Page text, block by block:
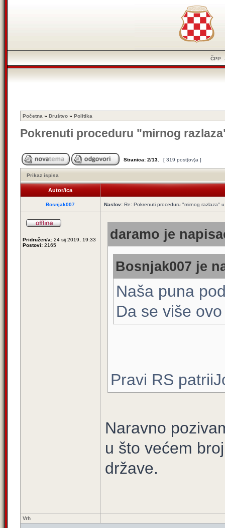
ČPP
Početna » Društvo » Politika
Pokrenuti proceduru "mirnog
Stranica: 2/13 [ 319 post(ov)a ]
Prikaz ispisa
Autor/ica
Bosnjak007 Naslov: Re: Pokrenuti proceduru "mirnog razlaza"
Pridružen/a: 24 sij 2019, 19:33
Postovi: 2165
daramo je
Bosnjak007 je
Naša puna
Da se više
Pravi RS
Naravno
u što većem
države.
Vrh